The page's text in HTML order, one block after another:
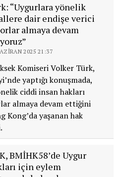
“Uygurlara yönelik
dair endişe verici
almaya devam
2025 21:37
Komiseri Volker Türk,
yaptığı konuşmada,
ciddi insan hakları
almaya devam ettiğini
Kong’da yaşanan hak
BMİHK58’de Uygur
için eylem